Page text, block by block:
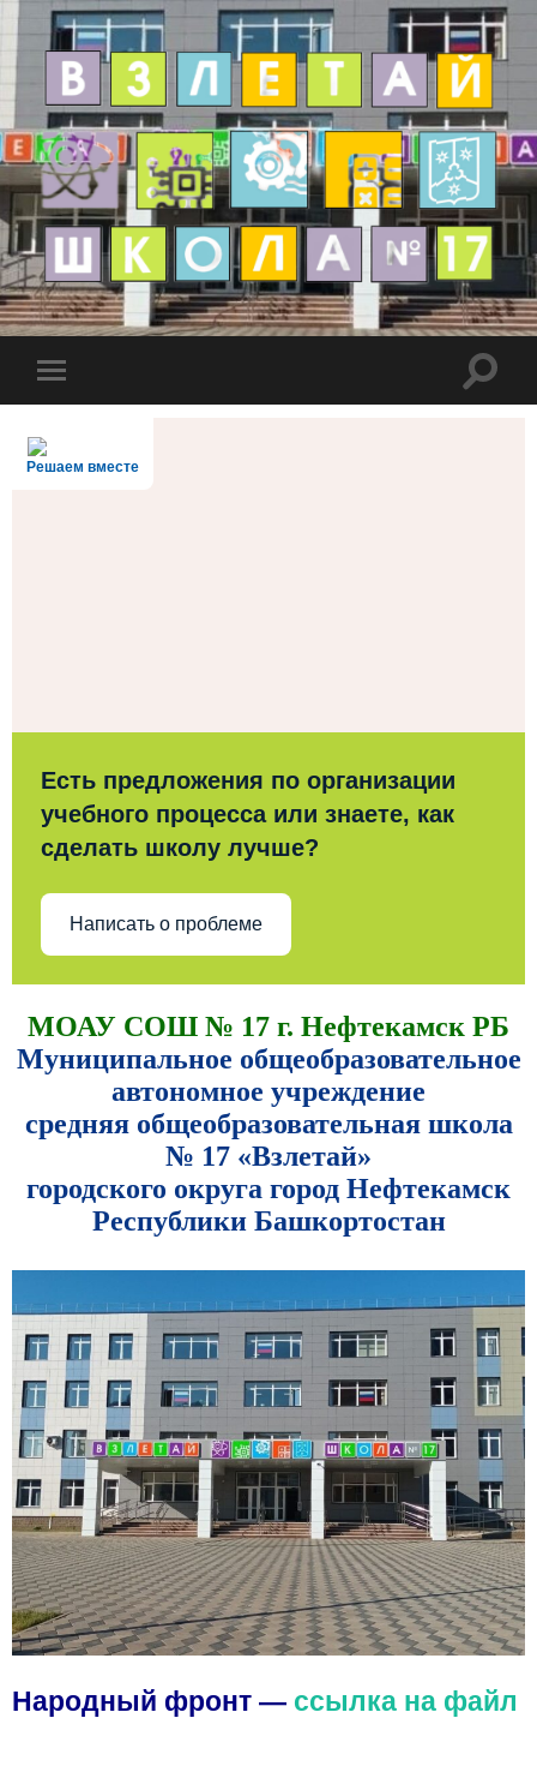
Решаем вместе
Есть предложения по организации
учебного процесса или знаете, как
сделать школу лучше?
Написать о проблеме
МОАУ СОШ № 17 г. Нефтекамск РБ
Муниципальное общеобразовательное
автономное учреждение
средняя общеобразовательная школа
№ 17 «Взлетай»
городского округа город Нефтекамск
Республики Башкортостан
Народный фронт — ссылка на файл